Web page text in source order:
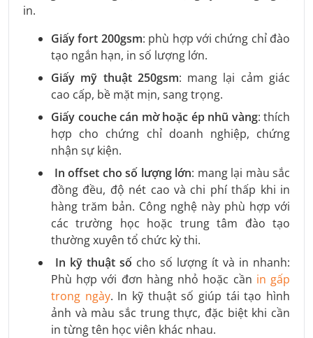
in.
Giấy fort 200gsm: phù hợp với chứng chỉ đào
tạo ngắn hạn, in số lượng lớn.
Giấy mỹ thuật 250gsm: mang lại cảm giác
cao cấp, bề mặt mịn, sang trọng.
Giấy couche cán mờ hoặc ép nhũ vàng: thích
hợp cho chứng chỉ doanh nghiệp, chứng
nhận sự kiện.
In offset cho số lượng lớn: mang lại màu sắc
đồng đều, độ nét cao và chi phí thấp khi in
hàng trăm bản. Công nghệ này phù hợp với
các trường học hoặc trung tâm đào tạo
thường xuyên tổ chức kỳ thi.
In kỹ thuật số cho số lượng ít và in nhanh:
Phù hợp với đơn hàng nhỏ hoặc cần in gấp
trong ngày. In kỹ thuật số giúp tái tạo hình
ảnh và màu sắc trung thực, đặc biệt khi cần
in từng tên học viên khác nhau.